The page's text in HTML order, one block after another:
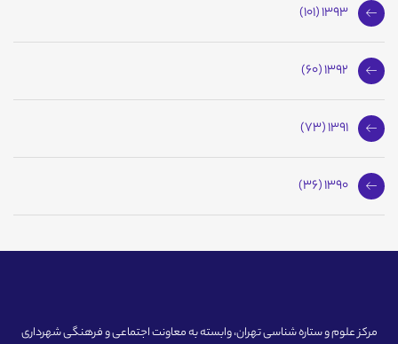
1393 (101)
1392 (60)
1391 (73)
1390 (36)
مرکز علوم و ستاره شناسی تهران، وابسته به معاونت اجتماعی و فرهنگی شهرداری